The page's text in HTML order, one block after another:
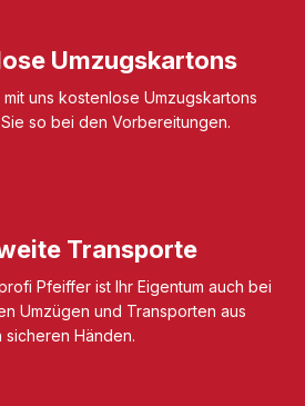
Umzugskartons
mit uns kostenlose Umzugskartons
so bei den Vorbereitungen.
Transporte
Pfeiffer ist Ihr Eigentum auch bei
Umzügen und Transporten aus
sicheren Händen.